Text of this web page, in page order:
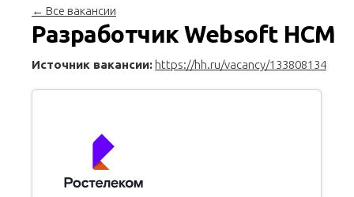
← Все вакансии
Разработчик Websoft HCM
Источник вакансии: https://hh.ru/vacancy/133808134